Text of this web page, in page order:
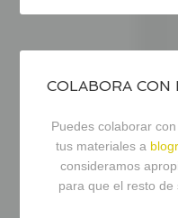
COLABORA CON
Puedes colaborar
tus materiales a
consideramos
para que el resto